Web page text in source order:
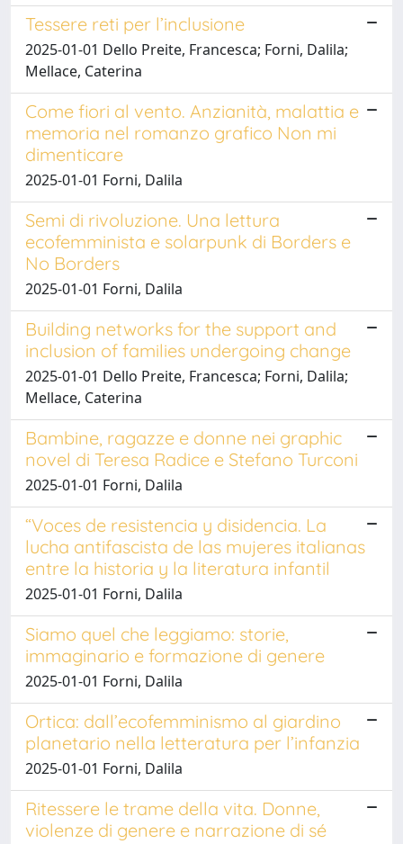
Tessere reti per l’inclusione
2025-01-01 Dello Preite, Francesca; Forni, Dalila;
Mellace, Caterina
Come fiori al vento. Anzianità, malattia e
memoria nel romanzo grafico Non mi
dimenticare
2025-01-01 Forni, Dalila
Semi di rivoluzione. Una lettura
ecofemminista e solarpunk di Borders e
No Borders
2025-01-01 Forni, Dalila
Building networks for the support and
inclusion of families undergoing change
2025-01-01 Dello Preite, Francesca; Forni, Dalila;
Mellace, Caterina
Bambine, ragazze e donne nei graphic
novel di Teresa Radice e Stefano Turconi
2025-01-01 Forni, Dalila
“Voces de resistencia y disidencia. La
lucha antifascista de las mujeres italianas
entre la historia y la literatura infantil
2025-01-01 Forni, Dalila
Siamo quel che leggiamo: storie,
immaginario e formazione di genere
2025-01-01 Forni, Dalila
Ortica: dall’ecofemminismo al giardino
planetario nella letteratura per l’infanzia
2025-01-01 Forni, Dalila
Ritessere le trame della vita. Donne,
violenze di genere e narrazione di sé